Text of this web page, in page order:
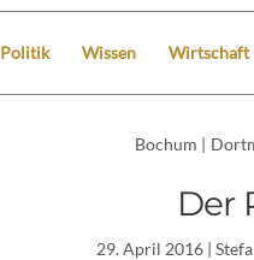
Politik Wissen Wirtschaft
Bochum |
Der
29. April 2016 |